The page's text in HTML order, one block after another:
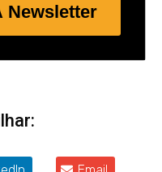
Newsletter